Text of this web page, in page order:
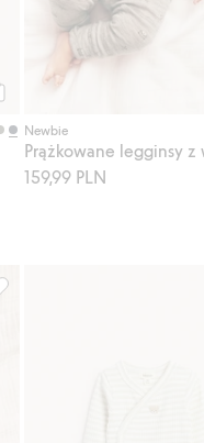
Newbie
Prążkowane legginsy z
159,99 PLN